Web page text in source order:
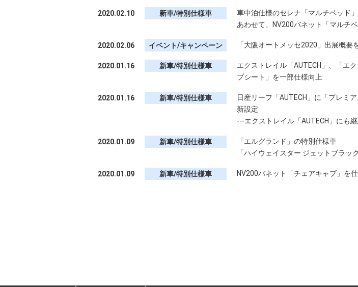
2020.02.10 新車/特別仕様車
車中泊仕様のセレナ「マルチベッド
あわせて、NV200バネット「マルチ
2020.02.06 イベント/キャンペーン 「大阪オートメッセ2020」出展概要
2020.01.16 新車/特別仕様車
エクストレイル「AUTECH」、「エ
プシート」を一部仕様向上
2020.01.16 新車/特別仕様車
日産リーフ「AUTECH」に「プレミ
新設定
---エクストレイル「AUTECH」にも
2020.01.09 新車/特別仕様車
「エルグランド」の特別仕様車
「ハイウェイスター ジェットブラッ
2020.01.09 新車/特別仕様車 NV200バネット「チェアキャブ」を